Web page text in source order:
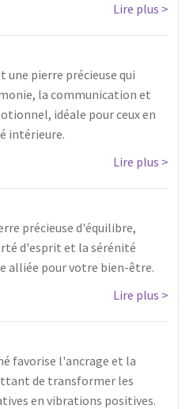
Lire plus
une pierre précieuse qui
la communication et
idéale pour ceux en
intérieure.
Lire plus
précieuse d'équilibre,
d'esprit et la sérénité
alliée pour votre bien-être.
Lire plus
favorise l'ancrage et la
de transformer les
en vibrations positives.